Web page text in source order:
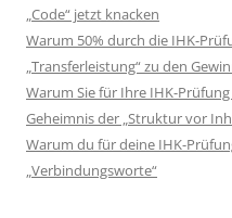
„Code“ jetzt knacken
Warum 50% durch die IHK-
„Transferleistung“ zu den
Warum Sie für Ihre IHK-
Geheimnis der „Struktur vor
Warum du für deine IHK-
„Verbindungsworte“